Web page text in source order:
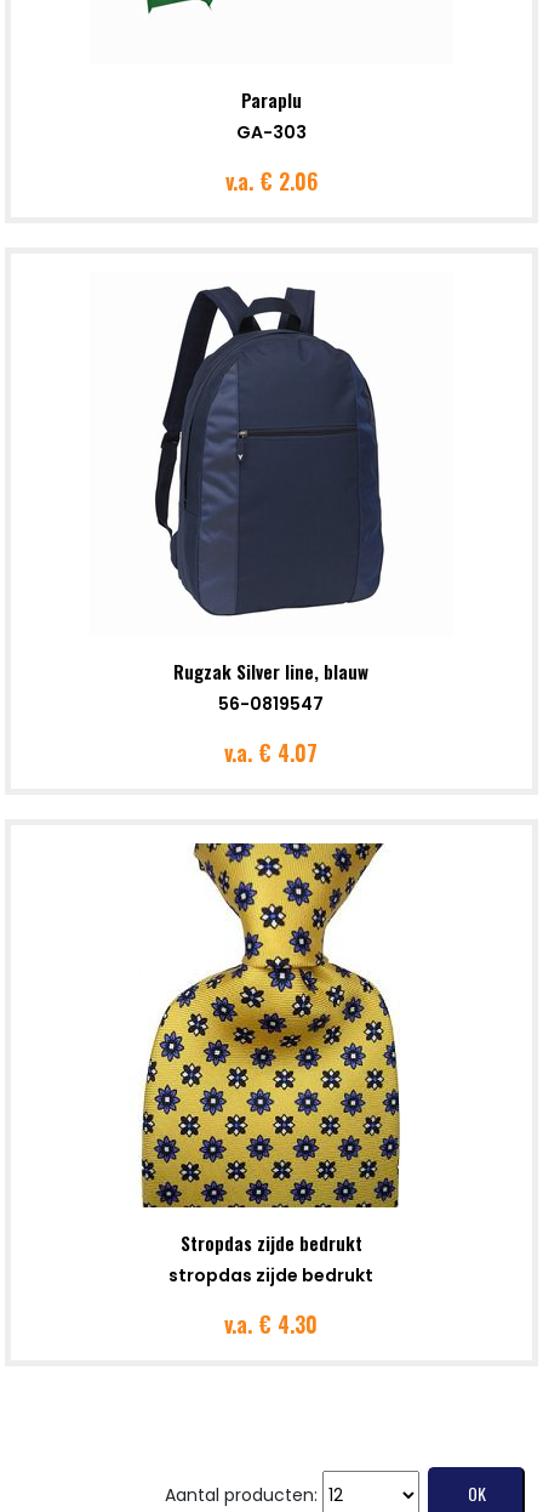
Paraplu
GA-303
v.a.€ 2.06
Rugzak Silver line, blauw
56-0819547
v.a. € 4.07
Stropdas zijde bedrukt
stropdas zijde bedrukt
v.a. € 4.30
Aantal producten: